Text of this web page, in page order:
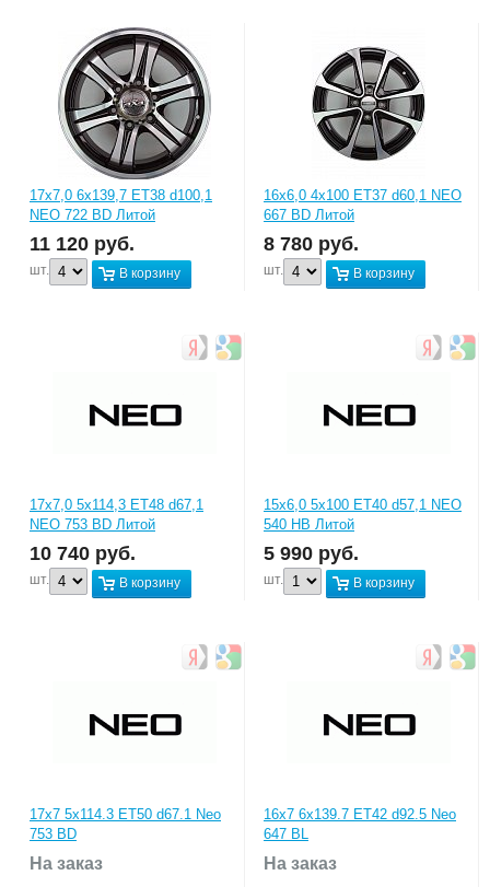
17x7,0 6x139,7 ET38 d100,1
NEO 722 BD Литой
11 120 руб.
шт. В корзину
16x6,0 4x100 ET37 d60,1 NEO
667 BD Литой
8 780 руб.
шт. В корзину
17x7,0 5x114,3 ET48 d67,1
NEO 753 BD Литой
10 740 руб.
шт. В корзину
15x6,0 5x100 ET40 d57,1 NEO
540 HB Литой
5 990 руб.
шт. В корзину
17x7 5x114.3 ET50 d67.1 Neo
753 BD
На заказ
16x7 6x139.7 ET42 d92.5 Neo
647 BL
На заказ